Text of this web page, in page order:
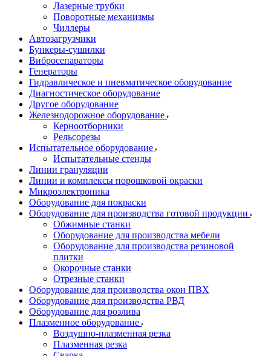
Лазерные трубки
Поворотные механизмы
Чиллеры
Автозагрузчики
Бункеры-сушилки
Вибросепараторы
Генераторы
Гидравлическое и пневматическое оборудование
Диагностическое оборудование
Другое оборудование
Железнодорожное оборудование
Керноотборники
Рельсорезы
Испытательное оборудование
Испытательные стенды
Линии грануляции
Линии и комплексы порошковой окраски
Микроэлектроника
Оборудование для покраски
Оборудование для производства готовой продукции
Обжимные станки
Оборудование для производства мебели
Оборудование для производства резиновой
плитки
Окорочные станки
Отрезные станки
Оборудование для производства окон ПВХ
Оборудование для производства РВД
Оборудование для розлива
Плазменное оборудование
Воздушно-плазменная резка
Плазменная резка